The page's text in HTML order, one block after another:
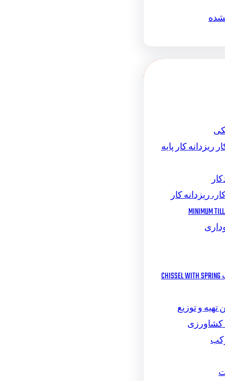
ریزدانه کار پایه
ریزدانه کار
MINIMUM
چیزل مرکب CHISSEL WITH SPRING
و توزیع
کشاورزی